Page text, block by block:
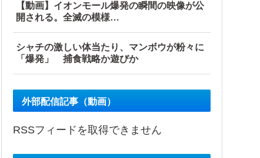
【動画】イオンモール爆発の瞬間の映像が公
開される。全滅の模様…
シャチの激しい体当たり、マンボウが粉々に
「爆発」 捕食戦略か遊びか
外部配信記事（動画）
RSSフィードを取得できません